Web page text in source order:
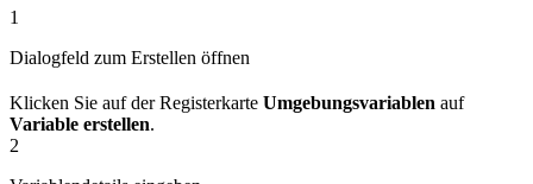
1
Dialogfeld zum Erstellen öffnen
Klicken Sie auf der Registerkarte Umgebungsvariablen auf
Variable erstellen.
2